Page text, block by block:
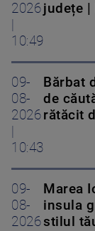
2026
10:49
județe |
09-
08-
2026
10:43
Bărbat
de
rătăcit
09-
08-
2026
Marea
insula
stilul